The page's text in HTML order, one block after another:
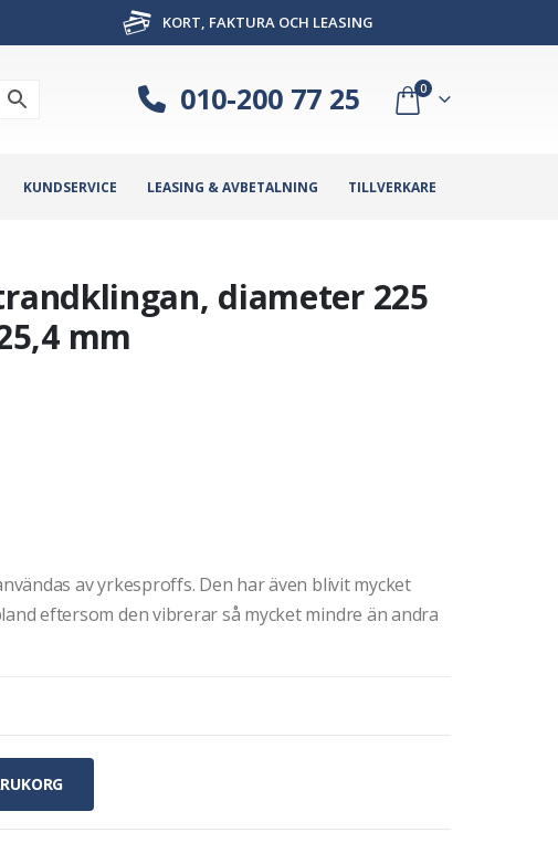
KORT, FAKTURA OCH LEASING
010-200 77 25 0
KUNDSERVICE LEASING & AVBETALNING TILLVERKARE
diameter 225
mm
av yrkesproffs. Den har även blivit mycket
eftersom den vibrerar så mycket mindre än andra